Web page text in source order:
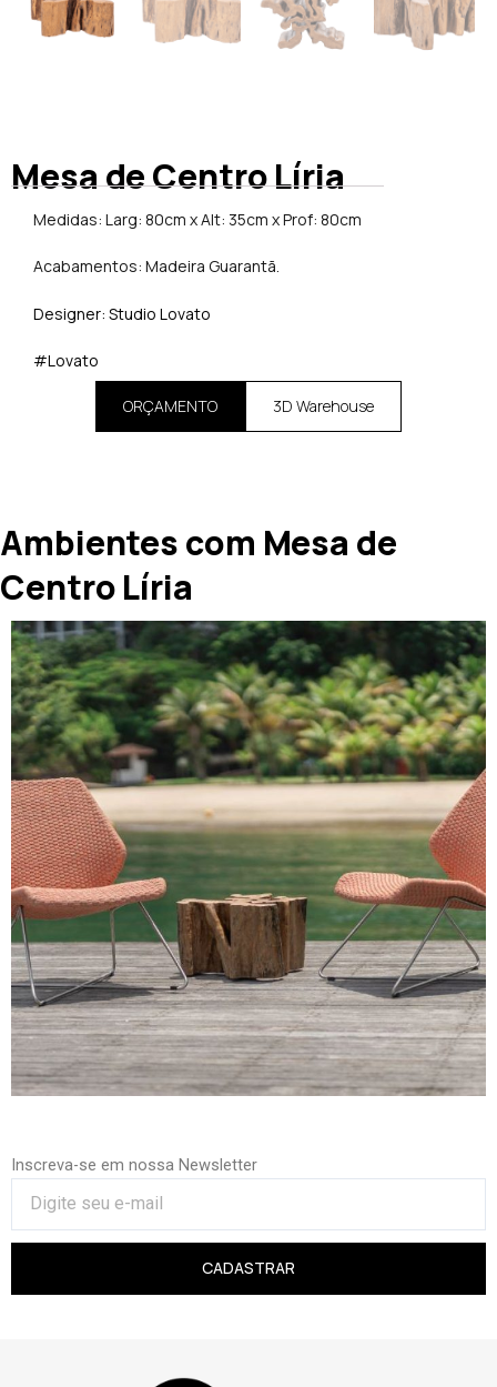
Mesa de Centro Líria
Medidas: Larg: 80cm x Alt: 35cm x Prof: 80cm
Acabamentos: Madeira Guarantã.
Designer: Studio Lovato
#Lovato
ORÇAMENTO 3D Warehouse
Ambientes com Mesa de
Centro Líria
Inscreva-se em nossa Newsletter
CADASTRAR